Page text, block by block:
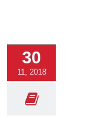
30
11, 2018